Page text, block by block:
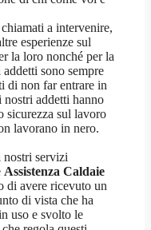
a intervenire,
esperienze sul
la loro nonché per la
sono sempre
di non far entrare in
addetti hanno
sicurezza sul lavoro
lavorano in nero.
nostri servizi
Assistenza Caldaie
di avere ricevuto un
di vista che ha
uso e svolto le